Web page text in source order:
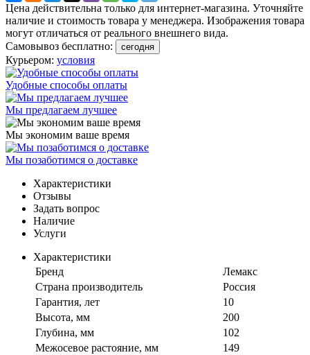
Цена действительна только для интернет-магазина. Уточняйте
наличие и стоимость товара у менеджера. Изображения товара
могут отличаться от реального внешнего вида.
Самовывоз бесплатно:
сегодня
Курьером: условия
Удобные способы оплаты
Мы предлагаем лучшее
Мы экономим ваше время
Мы позаботимся о доставке
Характеристики
Отзывы
Задать вопрос
Наличие
Услуги
Характеристики
Бренд
Лемакс
Страна производитель
Россия
Гарантия, лет
10
Высота, мм
200
Глубина, мм
102
Межосевое растояние, мм
149